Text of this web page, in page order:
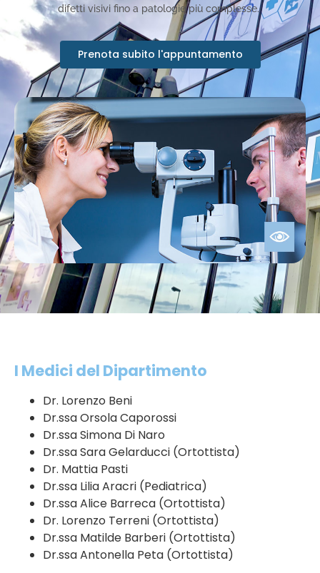
difetti visivi fino a patologie più complesse.
Prenota subito l'appuntamento
I Medici del Dipartimento
Dr. Lorenzo Beni
Dr.ssa Orsola Caporossi
Dr.ssa Simona Di Naro
Dr.ssa Sara Gelarducci (Ortottista)
Dr. Mattia Pasti
Dr.ssa Lilia Aracri (Pediatrica)
Dr.ssa Alice Barreca (Ortottista)
Dr. Lorenzo Terreni (Ortottista)
Dr.ssa Matilde Barberi (Ortottista)
Dr.ssa Antonella Peta (Ortottista)